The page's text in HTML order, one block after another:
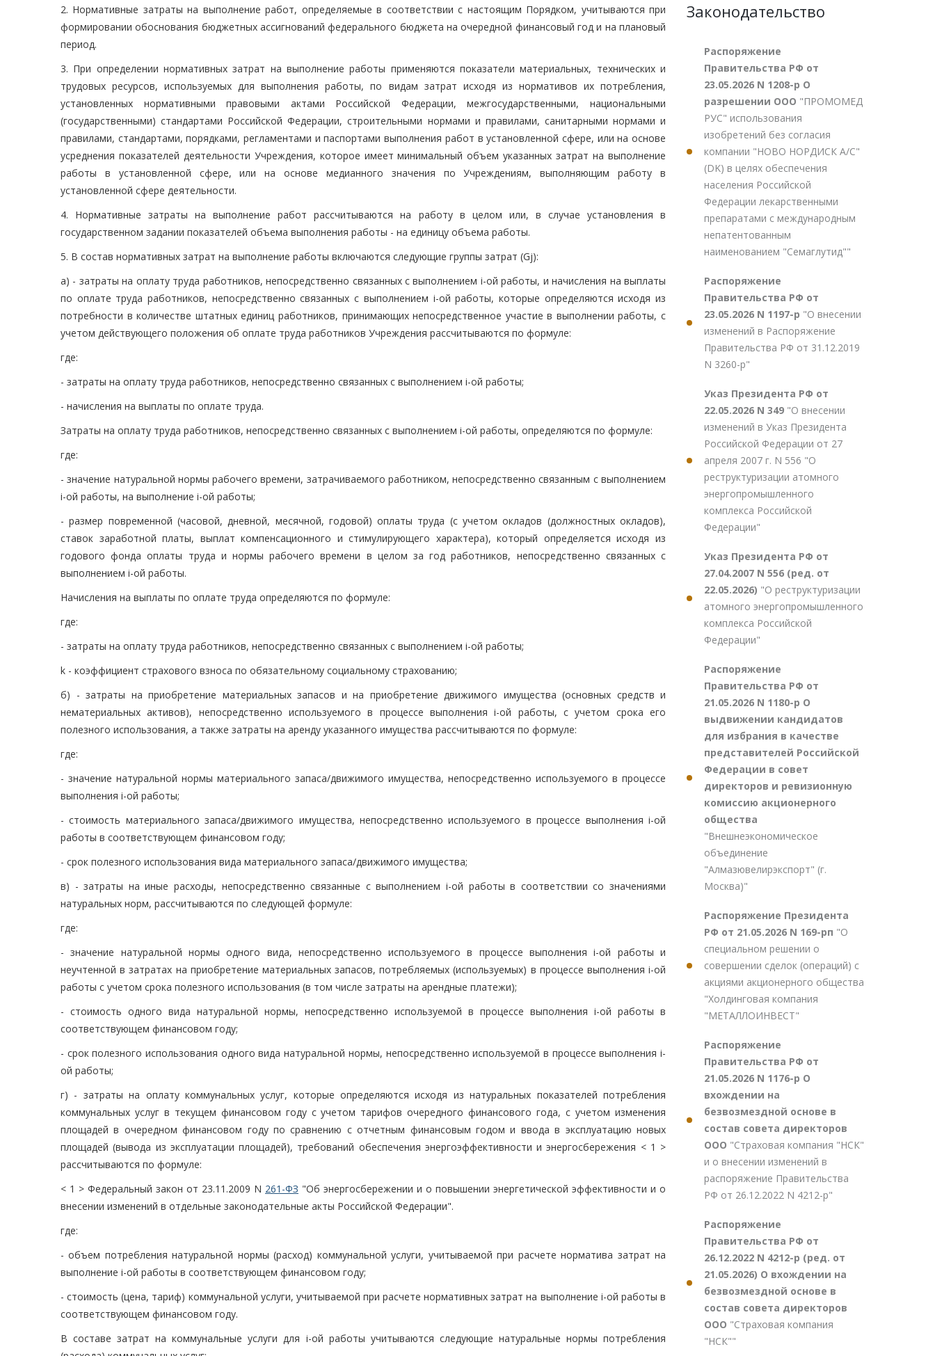
2. Нормативные затраты на выполнение работ, определяемые в соответствии с настоящим Порядком, учитываются при
формировании обоснования бюджетных ассигнований федерального бюджета на очередной финансовый год и на плановый
период.
3. При определении нормативных затрат на выполнение работы применяются показатели материальных, технических и
трудовых ресурсов, используемых для выполнения работы, по видам затрат исходя из нормативов их потребления,
установленных нормативными правовыми актами Российской Федерации, межгосударственными, национальными
(государственными) стандартами Российской Федерации, строительными нормами и правилами, санитарными нормами и
правилами, стандартами, порядками, регламентами и паспортами выполнения работ в установленной сфере, или на основе
усреднения показателей деятельности Учреждения, которое имеет минимальный объем указанных затрат на выполнение
работы в установленной сфере, или на основе медианного значения по Учреждениям, выполняющим работу в
установленной сфере деятельности.
4. Нормативные затраты на выполнение работ рассчитываются на работу в целом или, в случае установления в
государственном задании показателей объема выполнения работы - на единицу объема работы.
5. В состав нормативных затрат на выполнение работы включаются следующие группы затрат (Gj):
а) - затраты на оплату труда работников, непосредственно связанных с выполнением i-ой работы, и начисления на выплаты
по оплате труда работников, непосредственно связанных с выполнением i-ой работы, которые определяются исходя из
потребности в количестве штатных единиц работников, принимающих непосредственное участие в выполнении работы, с
учетом действующего положения об оплате труда работников Учреждения рассчитываются по формуле:
где:
- затраты на оплату труда работников, непосредственно связанных с выполнением i-ой работы;
- начисления на выплаты по оплате труда.
Затраты на оплату труда работников, непосредственно связанных с выполнением i-ой работы, определяются по формуле:
где:
- значение натуральной нормы рабочего времени, затрачиваемого работником, непосредственно связанным с выполнением
i-ой работы, на выполнение i-ой работы;
- размер повременной (часовой, дневной, месячной, годовой) оплаты труда (с учетом окладов (должностных окладов),
ставок заработной платы, выплат компенсационного и стимулирующего характера), который определяется исходя из
годового фонда оплаты труда и нормы рабочего времени в целом за год работников, непосредственно связанных с
выполнением i-ой работы.
Начисления на выплаты по оплате труда определяются по формуле:
где:
- затраты на оплату труда работников, непосредственно связанных с выполнением i-ой работы;
k - коэффициент страхового взноса по обязательному социальному страхованию;
б) - затраты на приобретение материальных запасов и на приобретение движимого имущества (основных средств и
нематериальных активов), непосредственно используемого в процессе выполнения i-ой работы, с учетом срока его
полезного использования, а также затраты на аренду указанного имущества рассчитываются по формуле:
где:
- значение натуральной нормы материального запаса/движимого имущества, непосредственно используемого в процессе
выполнения i-ой работы;
- стоимость материального запаса/движимого имущества, непосредственно используемого в процессе выполнения i-ой
работы в соответствующем финансовом году;
- срок полезного использования вида материального запаса/движимого имущества;
в) - затраты на иные расходы, непосредственно связанные с выполнением i-ой работы в соответствии со значениями
натуральных норм, рассчитываются по следующей формуле:
где:
- значение натуральной нормы одного вида, непосредственно используемого в процессе выполнения i-ой работы и
неучтенной в затратах на приобретение материальных запасов, потребляемых (используемых) в процессе выполнения i-ой
работы с учетом срока полезного использования (в том числе затраты на арендные платежи);
- стоимость одного вида натуральной нормы, непосредственно используемой в процессе выполнения i-ой работы в
соответствующем финансовом году;
- срок полезного использования одного вида натуральной нормы, непосредственно используемой в процессе выполнения i-
ой работы;
г) - затраты на оплату коммунальных услуг, которые определяются исходя из натуральных показателей потребления
коммунальных услуг в текущем финансовом году с учетом тарифов очередного финансового года, с учетом изменения
площадей в очередном финансовом году по сравнению с отчетным финансовым годом и ввода в эксплуатацию новых
площадей (вывода из эксплуатации площадей), требований обеспечения энергоэффективности и энергосбережения < 1 >
рассчитываются по формуле:
< 1 > Федеральный закон от 23.11.2009 N 261-ФЗ "Об энергосбережении и о повышении энергетической эффективности и о
внесении изменений в отдельные законодательные акты Российской Федерации".
где:
- объем потребления натуральной нормы (расход) коммунальной услуги, учитываемой при расчете норматива затрат на
выполнение i-ой работы в соответствующем финансовом году;
- стоимость (цена, тариф) коммунальной услуги, учитываемой при расчете нормативных затрат на выполнение i-ой работы в
соответствующем финансовом году.
В составе затрат на коммунальные услуги для i-ой работы учитываются следующие натуральные нормы потребления
Законодательство
Распоряжение
Правительства РФ от
23.05.2026 N 1208-р О
разрешении ООО "ПРОМОМЕД
РУС" использования
изобретений без согласия
компании "НОВО НОРДИСК А/С"
(DK) в целях обеспечения
населения Российской
Федерации лекарственными
препаратами с международным
непатентованным
наименованием "Семаглутид""
Распоряжение
Правительства РФ от
23.05.2026 N 1197-р "О внесении
изменений в Распоряжение
Правительства РФ от 31.12.2019
N 3260-р"
Указ Президента РФ от
22.05.2026 N 349 "О внесении
изменений в Указ Президента
Российской Федерации от 27
апреля 2007 г. N 556 "О
реструктуризации атомного
энергопромышленного
комплекса Российской
Федерации"
Указ Президента РФ от
27.04.2007 N 556 (ред. от
22.05.2026) "О реструктуризации
атомного энергопромышленного
комплекса Российской
Федерации"
Распоряжение
Правительства РФ от
21.05.2026 N 1180-р О
выдвижении кандидатов
для избрания в качестве
представителей Российской
Федерации в совет
директоров и ревизионную
комиссию акционерного
общества
"Внешнеэкономическое
объединение
"Алмазювелирэкспорт" (г.
Москва)"
Распоряжение Президента
РФ от 21.05.2026 N 169-рп "О
специальном решении о
совершении сделок (операций) с
акциями акционерного общества
"Холдинговая компания
"МЕТАЛЛОИНВЕСТ"
Распоряжение
Правительства РФ от
21.05.2026 N 1176-р О
вхождении на
безвозмездной основе в
состав совета директоров
ООО "Страховая компания "НСК"
и о внесении изменений в
распоряжение Правительства
РФ от 26.12.2022 N 4212-р"
Распоряжение
Правительства РФ от
26.12.2022 N 4212-р (ред. от
21.05.2026) О вхождении на
безвозмездной основе в
состав совета директоров
ООО "Страховая компания
"НСК""